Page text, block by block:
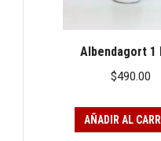
Albendagort 1
$490.00
AÑADIR AL